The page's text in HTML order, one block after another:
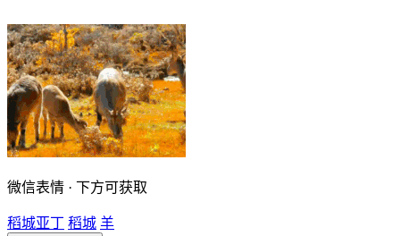
微信表情 · 下方可获取
稻城亚丁 稻城 羊